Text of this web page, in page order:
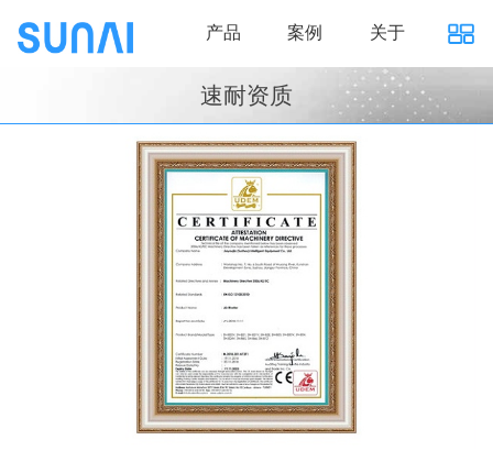
产品 案例 关于
速耐资质